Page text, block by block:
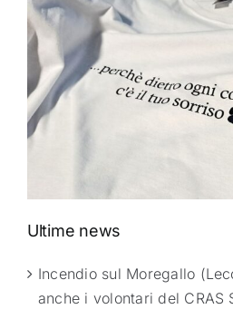
Ultime news
Incendio sul Moregallo
anche i volontari del CRAS